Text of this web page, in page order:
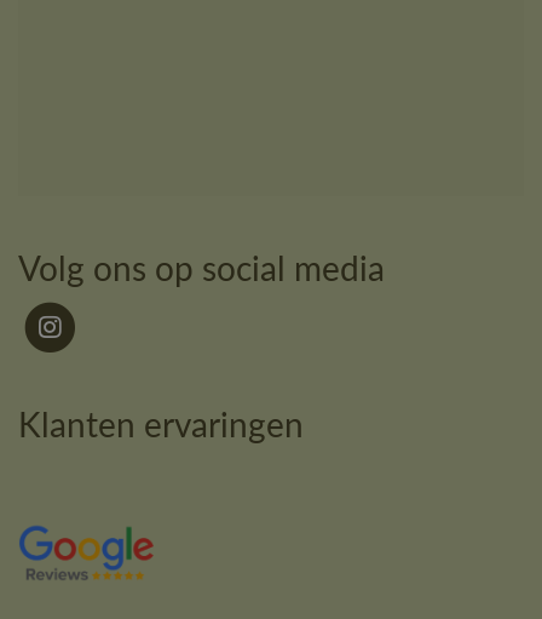
Volg ons op social media
Klanten ervaringen